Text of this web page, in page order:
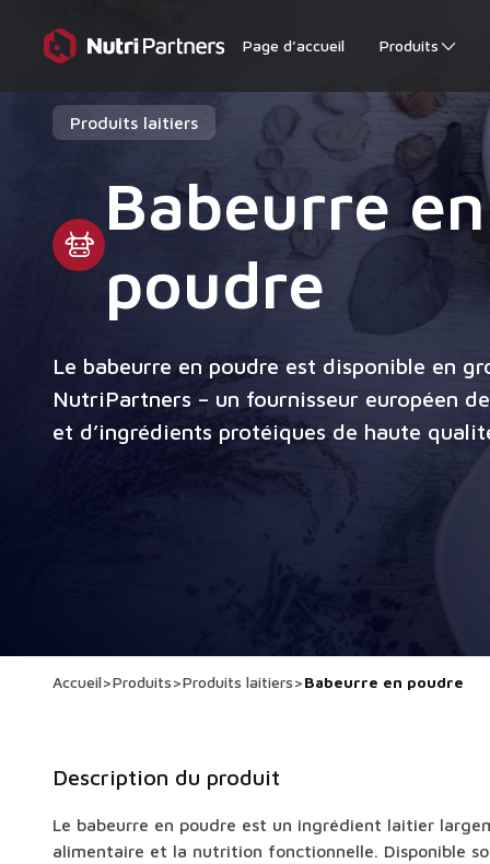
Page d’accueil Produits
Produits laitiers
Babeurre en
poudre
Le babeurre en poudre est disponible en
NutriPartners – un fournisseur européen
et d’ingrédients protéiques de haute
Accueil>Produits>Produits laitiers>Babeurre en poudre
Description du produit
Le babeurre en poudre est un ingrédient laitier
alimentaire et la nutrition fonctionnelle. Disponible